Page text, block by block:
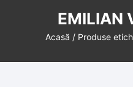
EMILIAN
Acasă / Produse